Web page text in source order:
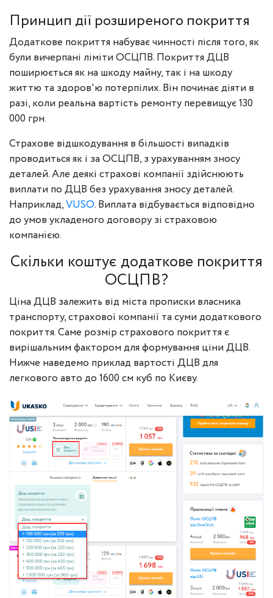
Принцип дії розширеного покриття
Додаткове покриття набуває чинності після того, як
були вичерпані ліміти ОСЦПВ. Покриття ДЦВ
поширюється як на шкоду майну, так і на шкоду
життю та здоров'ю потерпілих. Він починає діяти в
разі, коли реальна вартість ремонту перевищує 130
000 грн.
Страхове відшкодування в більшості випадків
проводиться як і за ОСЦПВ, з урахуванням зносу
деталей. Але деякі страхові компанії здійснюють
виплати по ДЦВ без урахування зносу деталей.
Наприклад,VUSO. Виплата відбувається відповідно
до умов укладеного договору зі страховою
компанією.
Скільки коштує додаткове покриття
ОСЦПВ?
Ціна ДЦВ залежить від міста прописки власника
транспорту, страхової компанії та суми додаткового
покриття. Саме розмір страхового покриття є
вирішальним фактором для формування ціни ДЦВ.
Нижче наведемо приклад вартості ДЦВ для
легкового авто до 1600 см куб по Києву.